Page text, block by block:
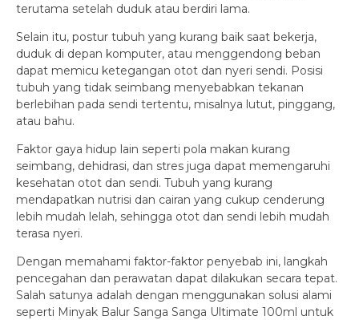
terutama setelah duduk atau berdiri lama.
Selain itu, postur tubuh yang kurang baik saat bekerja,
duduk di depan komputer, atau menggendong beban
dapat memicu ketegangan otot dan nyeri sendi. Posisi
tubuh yang tidak seimbang menyebabkan tekanan
berlebihan pada sendi tertentu, misalnya lutut, pinggang,
atau bahu.
Faktor gaya hidup lain seperti pola makan kurang
seimbang, dehidrasi, dan stres juga dapat memengaruhi
kesehatan otot dan sendi. Tubuh yang kurang
mendapatkan nutrisi dan cairan yang cukup cenderung
lebih mudah lelah, sehingga otot dan sendi lebih mudah
terasa nyeri.
Dengan memahami faktor-faktor penyebab ini, langkah
pencegahan dan perawatan dapat dilakukan secara tepat.
Salah satunya adalah dengan menggunakan solusi alami
seperti Minyak Balur Sanga Sanga Ultimate 100ml untuk